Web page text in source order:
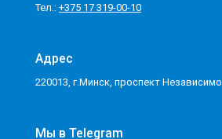
Тел.: +375 17 319-00-10
Адрес
220013, г.Минск, проспект
Мы в Telegram